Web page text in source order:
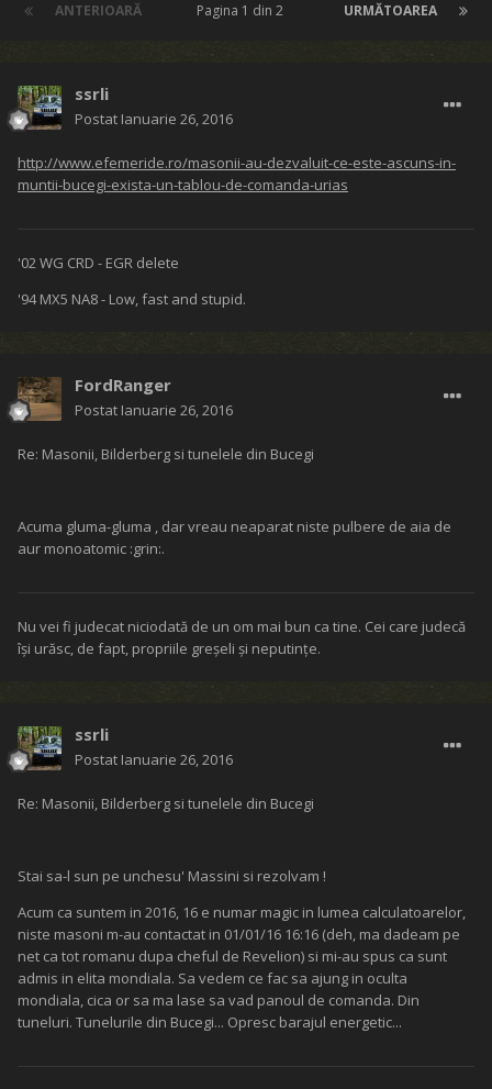
ANTERIOARĂ URMĂTOAREA
Pagina 1 din 2
ssrli
Postat Ianuarie 26, 2016
http://www.efemeride.ro/masonii-au-dezvaluit-ce-este-ascuns-in-
muntii-bucegi-exista-un-tablou-de-comanda-urias
'02 WG CRD - EGR delete
'94 MX5 NA8 - Low, fast and stupid.
FordRanger
Postat Ianuarie 26, 2016
Re: Masonii, Bilderberg si tunelele din Bucegi
Acuma gluma-gluma , dar vreau neaparat niste pulbere de aia de
aur monoatomic :grin:.
Nu vei fi judecat niciodată de un om mai bun ca tine. Cei care judecă
îşi urăsc, de fapt, propriile greşeli şi neputinţe.
ssrli
Postat Ianuarie 26, 2016
Re: Masonii, Bilderberg si tunelele din Bucegi
Stai sa-l sun pe unchesu' Massini si rezolvam !
Acum ca suntem in 2016, 16 e numar magic in lumea calculatoarelor,
niste masoni m-au contactat in 01/01/16 16:16 (deh, ma dadeam pe
net ca tot romanu dupa cheful de Revelion) si mi-au spus ca sunt
admis in elita mondiala. Sa vedem ce fac sa ajung in oculta
mondiala, cica or sa ma lase sa vad panoul de comanda. Din
tuneluri. Tunelurile din Bucegi... Opresc barajul energetic...